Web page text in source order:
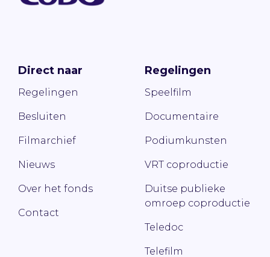
Direct naar
Regelingen
Besluiten
Filmarchief
Nieuws
Over het fonds
Contact
Regelingen
Speelfilm
Documentaire
Podiumkunsten
VRT coproductie
Duitse publieke
omroep coproductie
Teledoc
Telefilm